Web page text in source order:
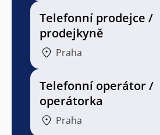
Telefonní prodejce /
prodejkyně
Praha
Telefonní operátor /
operátorka
Praha